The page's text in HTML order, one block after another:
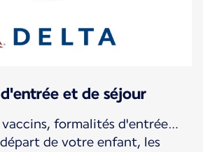
et de séjour
vaccins, formalités d'entrée…
de votre enfant, les